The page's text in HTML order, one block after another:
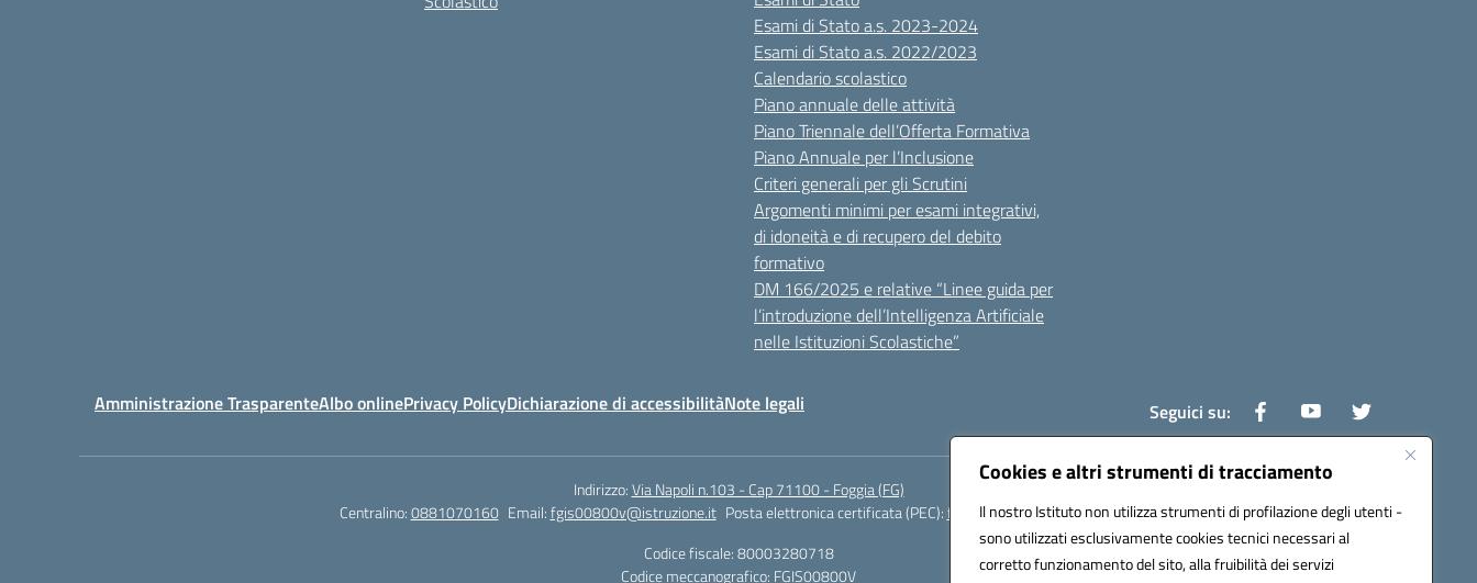
Cookies e altri strumenti di tracciamento
Il nostro Istituto non utilizza strumenti di profilazione degli utenti -
sono utilizzati esclusivamente cookies tecnici necessari al
corretto funzionamento del sito, alla fruibilità dei servizi
Esami di Stato a.s. 2023-2024
Esami di Stato a.s. 2022/2023
Calendario scolastico
Piano annuale delle attività
Piano Triennale dell’Offerta Formativa
Piano Annuale per l’Inclusione
Criteri generali per gli Scrutini
Argomenti minimi per esami integrativi,
di idoneità e di recupero del debito
formativo
DM 166/2025 e relative “Linee guida per
l’introduzione dell’Intelligenza Artificiale
nelle Istituzioni Scolastiche”
Amministrazione TrasparenteAlbo onlinePrivacy PolicyDichiarazione di accessibilitàNote legali Seguici su:
Indirizzo:Via Napoli n.103 - Cap 71100 - Foggia (FG)
Centralino:0881070160 Email:fgis00800v@istruzione.it Posta elettronica certificata (PEC):fgis00800v@pec.istruzione.it
Codice fiscale: 80003280718
Codice meccanografico: FGIS00800V